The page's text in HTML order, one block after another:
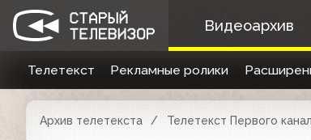
Видеоархив
Телетекст Рекламные ролики
Архив телетекста Телетекст Первого